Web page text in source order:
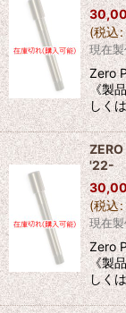
(税込:
現在
Zero
《製
しく
'22-
(税込:
現在
Zero
《製
しく